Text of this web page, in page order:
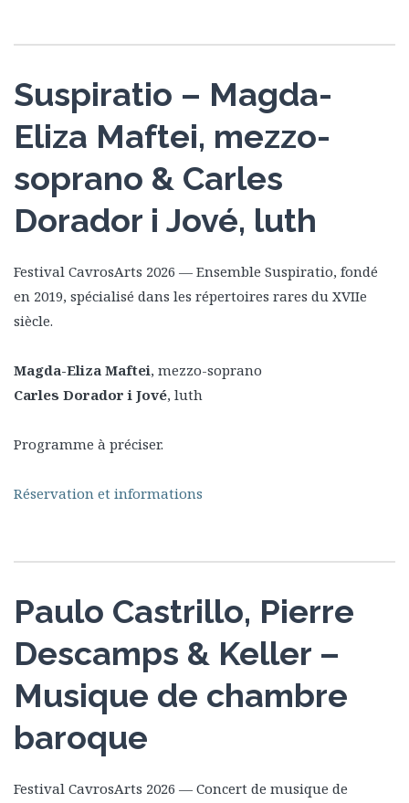
Suspiratio – Magda-
Eliza Maftei, mezzo-
soprano & Carles
Dorador i Jové, luth
Festival CavrosArts 2026 — Ensemble Suspiratio, fondé
en 2019, spécialisé dans les répertoires rares du XVIIe
siècle.
Magda-Eliza Maftei, mezzo-soprano
Carles Dorador i Jové, luth
Programme à préciser.
Réservation et informations
Paulo Castrillo, Pierre
Descamps & Keller –
Musique de chambre
baroque
Festival CavrosArts 2026 — Concert de musique de